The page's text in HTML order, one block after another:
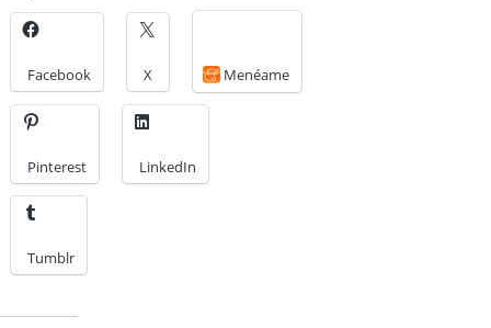
Facebook X Menéame
Pinterest LinkedIn
Tumblr